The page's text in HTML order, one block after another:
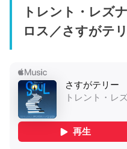
トレント・レズ
ロス／さすがテ